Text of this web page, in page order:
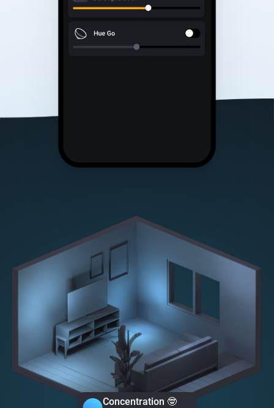
Concentration 🤓
Concentration 🤓